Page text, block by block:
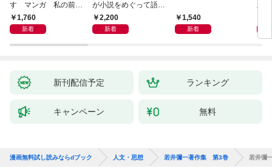
す マンガ 私の前世
物語1,760
新着
が小説をめぐって語り
あう2,200
新着
1,540
新着
版
新刊配信予定 ランキング
キャンペーン 無料
漫画無料試し読みならdブック 人文・思想 若井彌一著作集 第3巻 若井彌